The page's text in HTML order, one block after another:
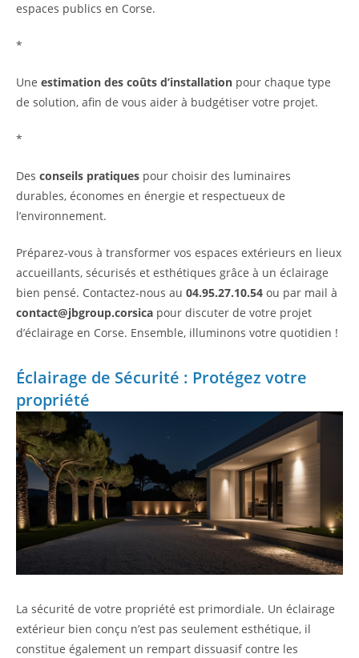
espaces publics en Corse.
*
Une estimation des coûts d’installation pour chaque type
de solution, afin de vous aider à budgétiser votre projet.
*
Des conseils pratiques pour choisir des luminaires
durables, économes en énergie et respectueux de
l’environnement.
Préparez-vous à transformer vos espaces extérieurs en lieux
accueillants, sécurisés et esthétiques grâce à un éclairage
bien pensé. Contactez-nous au 04.95.27.10.54 ou par mail à
contact@jbgroup.corsica pour discuter de votre projet
d’éclairage en Corse. Ensemble, illuminons votre quotidien !
Éclairage de Sécurité : Protégez votre
propriété
La sécurité de votre propriété est primordiale. Un éclairage
extérieur bien conçu n’est pas seulement esthétique, il
constitue également un rempart dissuasif contre les